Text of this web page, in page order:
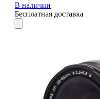
В наличии
Бесплатная доставка